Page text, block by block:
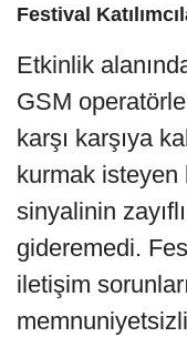
Festival
Etkinlik
GSM
karşı karşıya
kurmak isteyen
sinyalinin
gideremedi.
iletişim